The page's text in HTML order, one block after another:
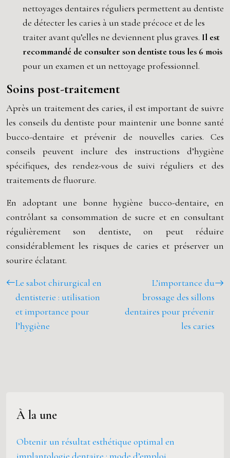
nettoyages dentaires réguliers permettent au dentiste
de détecter les caries à un stade précoce et de les
traiter avant qu’elles ne deviennent plus graves. Il est
recommandé de consulter son dentiste tous les 6 mois
pour un examen et un nettoyage professionnel.
Soins post-traitement
Après un traitement des caries, il est important de suivre
les conseils du dentiste pour maintenir une bonne santé
bucco-dentaire et prévenir de nouvelles caries. Ces
conseils peuvent inclure des instructions d’hygiène
spécifiques, des rendez-vous de suivi réguliers et des
traitements de fluorure.
En adoptant une bonne hygiène bucco-dentaire, en
contrôlant sa consommation de sucre et en consultant
régulièrement son dentiste, on peut réduire
considérablement les risques de caries et préserver un
sourire éclatant.
Le sabot chirurgical en
dentisterie : utilisation
et importance pour
l’hygiène
L’importance du
brossage des sillons
dentaires pour prévenir
les caries
À la une
Obtenir un résultat esthétique optimal en